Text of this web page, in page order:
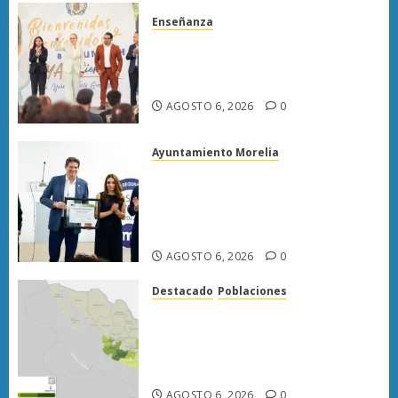
Enseñanza
AGOSTO 6, 2026 0
Ayuntamiento Morelia
AGOSTO 6, 2026 0
Destacado Poblaciones
AGOSTO 6, 2026 0